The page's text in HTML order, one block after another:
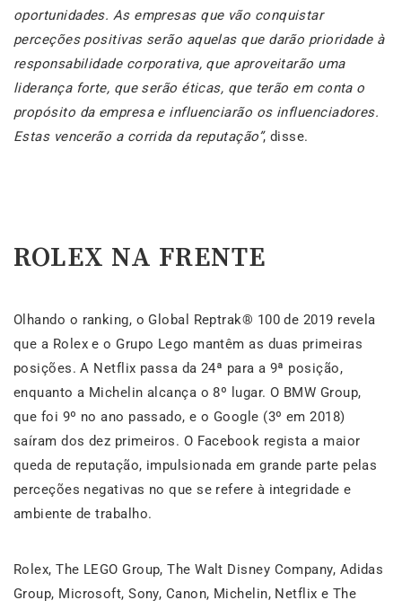
oportunidades. As empresas que vão conquistar
perceções positivas serão aquelas que darão prioridade à
responsabilidade corporativa, que aproveitarão uma
liderança forte, que serão éticas, que terão em conta o
propósito da empresa e influenciarão os influenciadores.
Estas vencerão a corrida da reputação”, disse.
ROLEX NA FRENTE
Olhando o ranking, o Global Reptrak® 100 de 2019 revela
que a Rolex e o Grupo Lego mantêm as duas primeiras
posições. A Netflix passa da 24ª para a 9ª posição,
enquanto a Michelin alcança o 8º lugar. O BMW Group,
que foi 9º no ano passado, e o Google (3º em 2018)
saíram dos dez primeiros. O Facebook regista a maior
queda de reputação, impulsionada em grande parte pelas
perceções negativas no que se refere à integridade e
ambiente de trabalho.
Rolex, The LEGO Group, The Walt Disney Company, Adidas
Group, Microsoft, Sony, Canon, Michelin, Netflix e The